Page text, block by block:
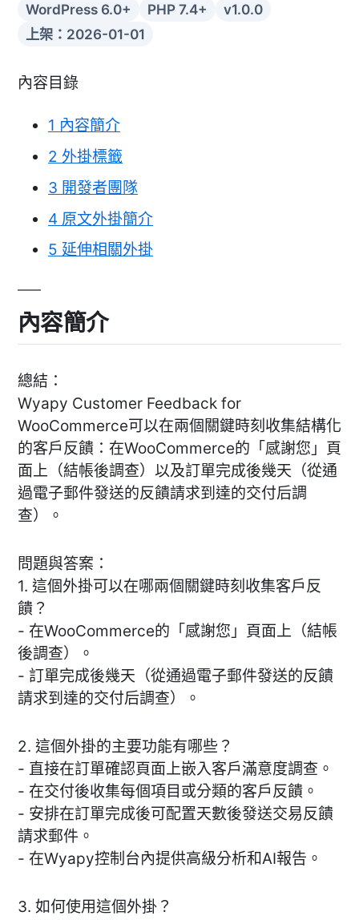
WordPress 6.0+ PHP 7.4+
v1.0.0
上架：2026-01-01
內容目錄
1 內容簡介
2 外掛標籤
3 開發者團隊
4 原文外掛簡介
5 延伸相關外掛
內容簡介
總結：
Wyapy Customer Feedback for
WooCommerce可以在兩個關鍵時刻收集結構化
的客戶反饋：在WooCommerce的「感謝您」頁
面上（結帳後調查）以及訂單完成後幾天（從通
過電子郵件發送的反饋請求到達的交付后調
查）。
問題與答案：
1. 這個外掛可以在哪兩個關鍵時刻收集客戶反
饋？
- 在WooCommerce的「感謝您」頁面上（結帳
後調查）。
- 訂單完成後幾天（從通過電子郵件發送的反饋
請求到達的交付后調查）。
2. 這個外掛的主要功能有哪些？
- 直接在訂單確認頁面上嵌入客戶滿意度調查。
- 在交付後收集每個項目或分類的客戶反饋。
- 安排在訂單完成後可配置天數後發送交易反饋
請求郵件。
- 在Wyapy控制台內提供高級分析和AI報告。
3. 如何使用這個外掛？